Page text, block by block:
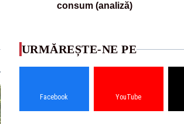
consum (analiză)
URMĂREȘTE-NE PE
Facebook YouTube